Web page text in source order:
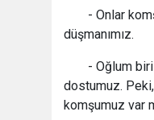
- Onlar
düşmanımız.
- Oğlum
dostumuz.
komşumuz var